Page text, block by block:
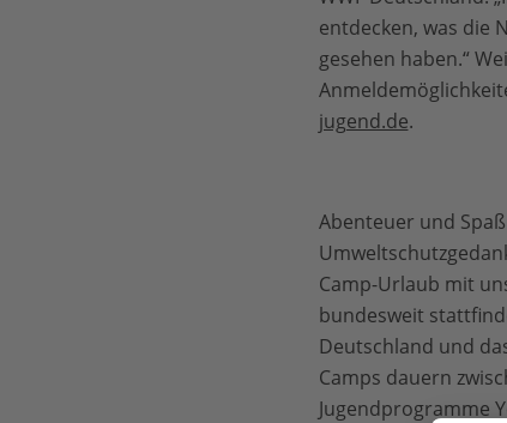
entdecken, was die
gesehen haben.“
jugend.de.
Abenteuer und
Camp-Urlaub mit
bundesweit
Deutschland und
Camps dauern
Jugendprogramme